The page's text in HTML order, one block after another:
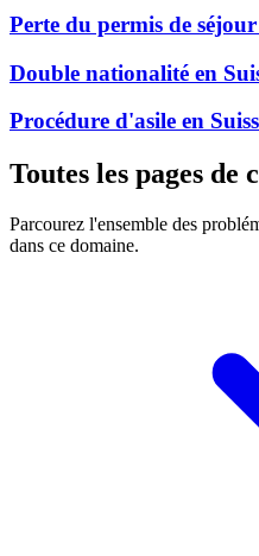
Perte du permis de séjour
Double nationalité en
Procédure d'asile en
Toutes les pages de
Parcourez l'ensemble des
dans ce domaine.